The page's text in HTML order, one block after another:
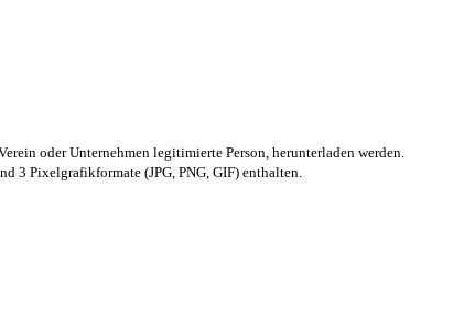
oder Unternehmen legitimierte Person, herunterladen werden.
3 Pixelgrafikformate (JPG, PNG, GIF) enthalten.